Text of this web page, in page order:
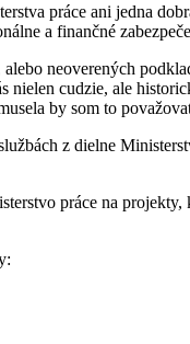
práce ani jedna
a finančné
neoverených
nielen cudzie, ale
by som to
z dielne
práce na